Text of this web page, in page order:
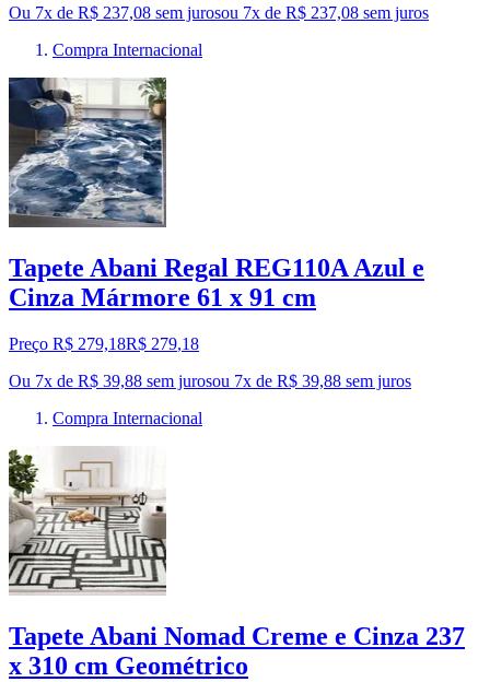
Ou 7x de R$ 237,08 sem jurosou 7x de R$ 237,08 sem juros
Compra Internacional
Tapete Abani Regal REG110A Azul e
Cinza Mármore 61 x 91 cm
Preço R$ 279,18R$ 279,18
Ou 7x de R$ 39,88 sem jurosou 7x de R$ 39,88 sem juros
Compra Internacional
Tapete Abani Nomad Creme e Cinza 237
x 310 cm Geométrico